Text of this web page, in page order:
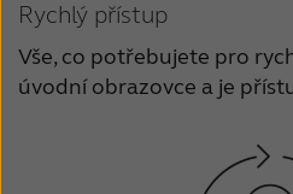
Rychlý přístup
Vše, co potřebujete pro
úvodní obrazovce a je